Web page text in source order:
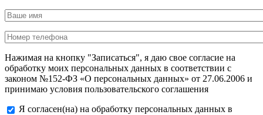
Нажимая на кнопку "Записаться", я даю свое согласие на
обработку моих персональных данных в соответствии с
законом №152-ФЗ «О персональных данных» от 27.06.2006 и
принимаю условия пользовательского соглашения
Я согласен(на) на обработку персональных данных в